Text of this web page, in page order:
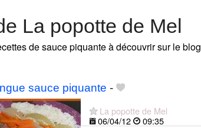
La popotte de Mel
de sauce piquante à découvrir sur le blog
sauce piquante -
La popotte de Mel
06/04/12
09:35